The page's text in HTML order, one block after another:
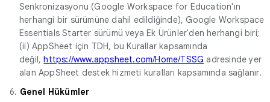
Senkronizasyonu (Google Workspace for Education'ın
herhangi bir sürümüne dahil edildiğinde), Google Workspace
Essentials Starter sürümü veya Ek Ürünler'den herhangi biri;
(ii) AppSheet için TDH, bu Kurallar kapsamında
değil,https://www.appsheet.com/Home/TSSG adresinde yer
alan AppSheet destek hizmeti kuralları kapsamında sağlanır.
6. Genel Hükümler